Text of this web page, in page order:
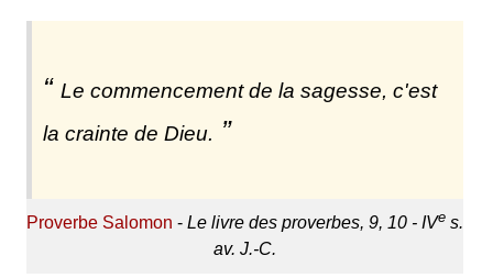
Le commencement de la sagesse, c'est
la crainte de Dieu.
Proverbe Salomon - Le livre des proverbes, 9, 10 - IVes.
av. J.-C.